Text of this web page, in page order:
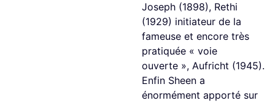
Joseph (1898), Rethi
(1929) initiateur de la
fameuse et encore très
pratiquée « voie
ouverte », Aufricht (1945).
Enfin Sheen a
énormément apporté sur